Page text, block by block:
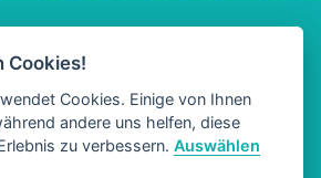
DATENSCHUTZ
Cookies!
Cookies. Einige von Ihnen
andere uns helfen, diese
zu verbessern.Auswählen